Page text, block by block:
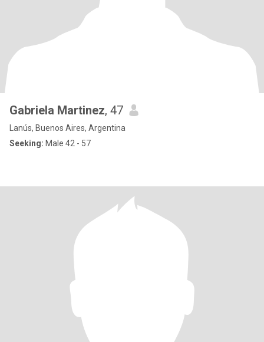
Gabriela Martinez, 47
Lanús, Buenos Aires, Argentina
Seeking: Male 42 - 57